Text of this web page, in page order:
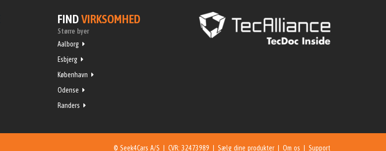
FINDVIRKSOMHED
Større byer
Aalborg
Esbjerg
København
Odense
Randers
© Seek4Cars A/S | CVR: 32473989 | Sælg dine produkter | Om os | Support